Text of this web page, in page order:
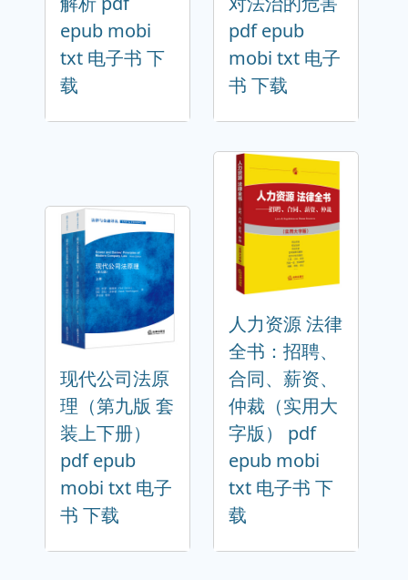
epub mobi
txt 电子书 下
载
pdf epub
mobi txt 电子
书 下载
现代公司法原
理（第九版 套
装上下册）
pdf epub
mobi txt 电子
书 下载
人力资源 法律
全书：招聘、
合同、薪资、
仲裁（实用大
字版） pdf
epub mobi
txt 电子书 下
载